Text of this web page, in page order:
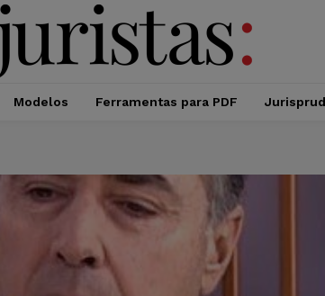
Modelos Ferramentas para PDF